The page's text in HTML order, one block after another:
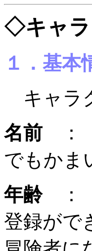
◇キャ
１．基本
キャラ
名前
でもかま
年齢：
登録がで